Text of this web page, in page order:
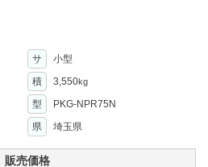
サ
小型
積 3,550kg
型
PKG-NPR75N
県 埼玉県
販売価格